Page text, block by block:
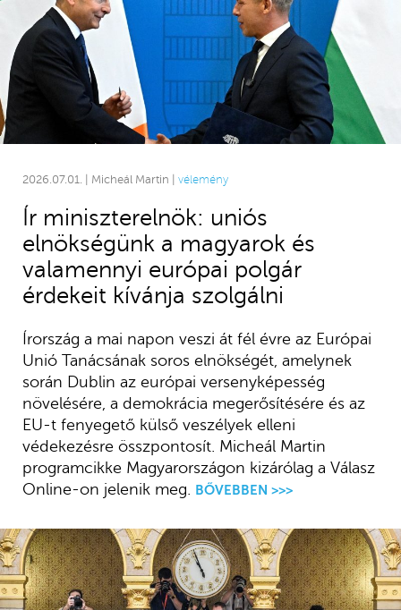
2026.07.01. | Micheál Martin | vélemény
Ír miniszterelnök: uniós
elnökségünk a magyarok és
valamennyi európai polgár
érdekeit kívánja szolgálni
Írország a mai napon veszi át fél évre az Európai
Unió Tanácsának soros elnökségét, amelynek
során Dublin az európai versenyképesség
növelésére, a demokrácia megerősítésére és az
EU-t fenyegető külső veszélyek elleni
védekezésre összpontosít. Micheál Martin
programcikke Magyarországon kizárólag a Válasz
Online-on jelenik meg. BŐVEBBEN >>>